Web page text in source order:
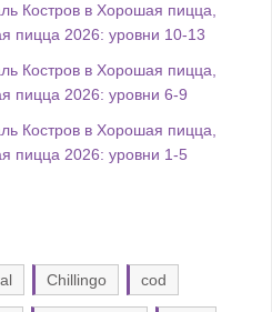
Костров в Хорошая пицца,
пицца 2026: уровни 10-13
Костров в Хорошая пицца,
пицца 2026: уровни 6-9
Костров в Хорошая пицца,
пицца 2026: уровни 1-5
Chillingo cod